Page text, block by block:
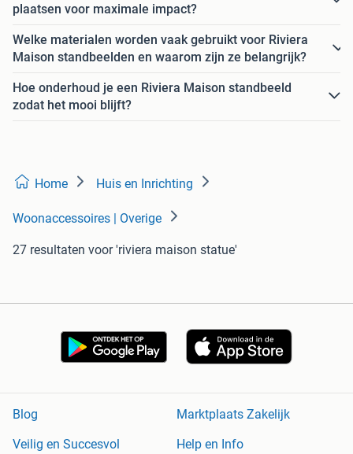
plaatsen voor maximale impact?
Welke materialen worden vaak gebruikt voor Riviera
Maison standbeelden en waarom zijn ze belangrijk?
Hoe onderhoud je een Riviera Maison standbeeld
zodat het mooi blijft?
Home Huis en Inrichting
Woonaccessoires | Overige
27 resultaten voor 'riviera maison statue'
Blog
Marktplaats Zakelijk
Veilig en Succesvol
Help en Info